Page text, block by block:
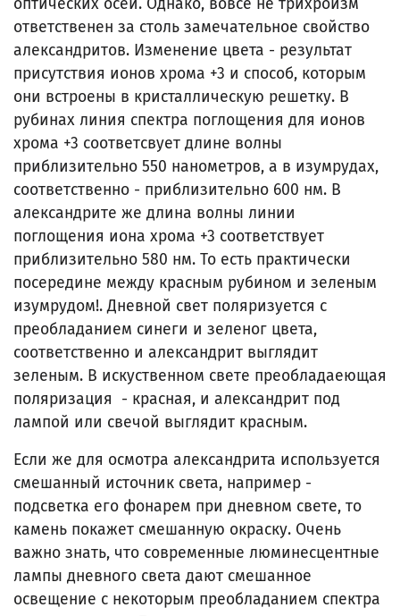
ответственен за столь замечательное свойство
александритов. Изменение цвета - результат
присутствия ионов хрома +3 и способ, которым
они встроены в кристаллическую решетку. В
рубинах линия спектра поглощения для ионов
хрома +3 соответсвует длине волны
приблизительно 550 нанометров, а в изумрудах,
соответственно - приблизительно 600 нм. В
александрите же длина волны линии
поглощения иона хрома +3 соответствует
приблизительно 580 нм. То есть практически
посередине между красным рубином и зеленым
изумрудом!. Дневной свет поляризуется с
преобладанием синеги и зеленог цвета,
соответственно и александрит выглядит
зеленым. В искуственном свете преобладаеющая
поляризация - красная, и александрит под
лампой или свечой выглядит красным.
Если же для осмотра александрита используется
смешанный источник света, например -
подсветка его фонарем при дневном свете, то
камень покажет смешанную окраску. Очень
важно знать, что современные люминесцентные
лампы дневного света дают смешанное
освещение с некоторым преобладанием спектра